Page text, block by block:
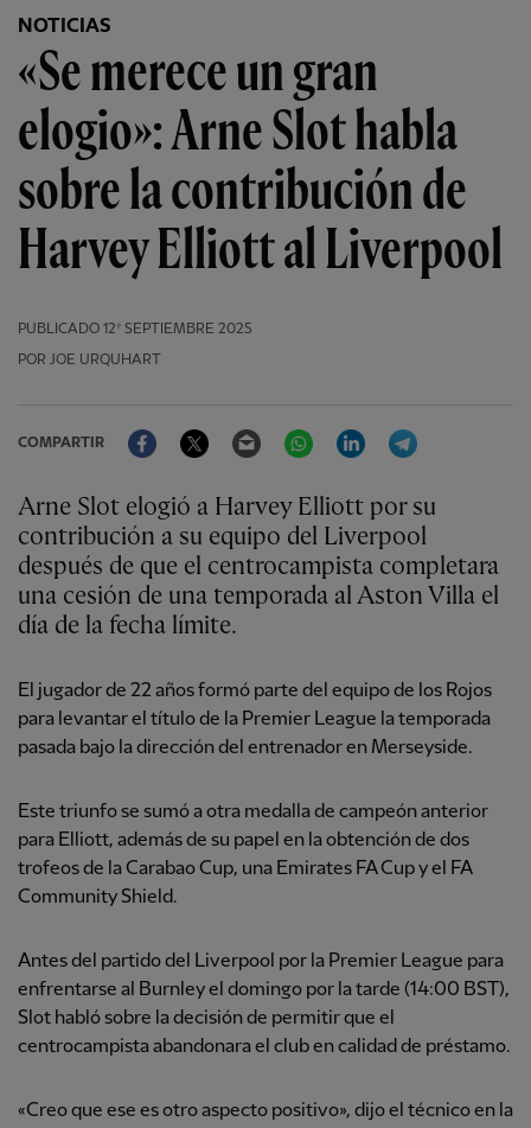
NOTICIAS
«Se merece un gran
elogio»: Arne Slot habla
sobre la contribución de
Harvey Elliott al Liverpool
PUBLICADO 12º SEPTIEMBRE 2025
POR JOE URQUHART
COMPARTIR
FacebookTwitter Email WhatsAppLinkedIn
Arne Slot elogió a Harvey Elliott por su
contribución a su equipo del Liverpool
después de que el centrocampista completara
una cesión de una temporada al Aston Villa el
día de la fecha límite.
El jugador de 22 años formó parte del equipo de los Rojos
para levantar el título de la Premier League la temporada
pasada bajo la dirección del entrenador en Merseyside.
Este triunfo se sumó a otra medalla de campeón anterior
para Elliott, además de su papel en la obtención de dos
trofeos de la Carabao Cup, una Emirates FA Cup y el FA
Community Shield.
Antes del partido del Liverpool por la Premier League para
enfrentarse al Burnley el domingo por la tarde (14:00 BST),
Slot habló sobre la decisión de permitir que el
centrocampista abandonara el club en calidad de préstamo.
«Creo que ese es otro aspecto positivo», dijo el técnico en la